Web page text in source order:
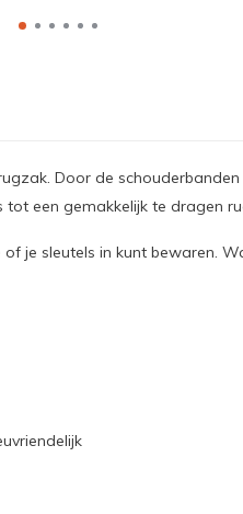
Door de
tot een gemakkelijk te dragen
je sleutels in kunt bewaren.